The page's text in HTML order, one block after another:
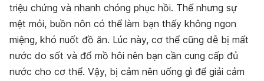
triệu chứng và nhanh chóng phục hồi. Thế nhưng sự
mệt mỏi, buồn nôn có thể làm bạn thấy không ngon
miệng, khó nuốt đồ ăn. Lúc này, cơ thể cũng dễ bị mất
nước do sốt và đổ mồ hôi nên bạn cần cung cấp đủ
nước cho cơ thể. Vậy, bị cảm nên uống gì để giải cảm